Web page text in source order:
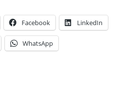
Facebook LinkedIn
WhatsApp